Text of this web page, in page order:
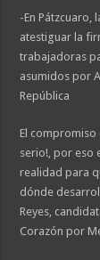
-En Pátzcuaro,
atestiguar la
trabajadoras
asumidos por
República
El compromiso
serio!, por eso
realidad para
dónde
Reyes,
Corazón por